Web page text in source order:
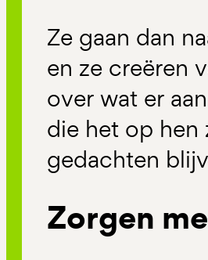
Ze gaan dan
en ze creëren
over wat er
die het op hen
gedachten
Zorgen